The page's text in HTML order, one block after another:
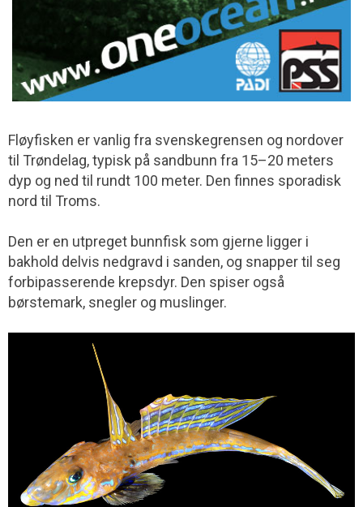
Fløyfisken er vanlig fra svenskegrensen og nordover
til Trøndelag, typisk på sandbunn fra 15–20 meters
dyp og ned til rundt 100 meter. Den finnes sporadisk
nord til Troms.
Den er en utpreget bunnfisk som gjerne ligger i
bakhold delvis nedgravd i sanden, og snapper til seg
forbipasserende krepsdyr. Den spiser også
børstemark, snegler og muslinger.